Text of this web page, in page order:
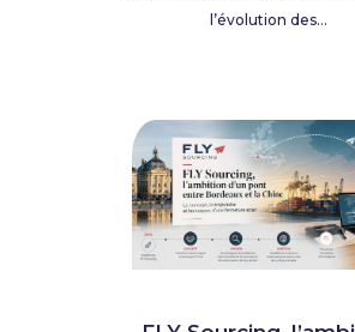
l’évolution des...